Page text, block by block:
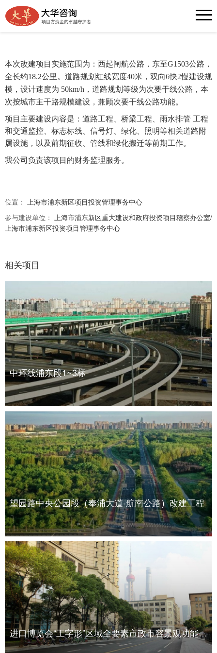
道路工程 —— 沪南公路（闸航路至G1503公路）改建工程管
线
本次改建项目实施范围为：西起闸航公路，东至G1503公路，
全长约18.2公里。道路规划红线宽度40米，双向6快2慢建设规
模，设计速度为 50km/h ，道路规划等级为次要干线公路，本
次按城市主干路规模建设，兼顾次要干线公路功能。
项目主要建设内容是：道路工程、桥梁工程、雨水排管 工程
和交通监控、标志标线、信号灯、绿化、照明等相关道路附
属设施，以及前期征收、管线和绿化搬迁等前期工作。
我公司负责该项目的财务监理服务。
位置： 上海市浦东新区项目投资管理事务中心
参与建设单位： 上海市浦东新区重大建设和政府投资项目稽察办公室/
上海市浦东新区投资项目管理事务中心
相关项目
中环线浦东段1~3标
望园路中央公园段（奉浦大道-航南公路）改建工程
进口博览会“工字形”区域全要素市政市容景观功能提升工程财务监理